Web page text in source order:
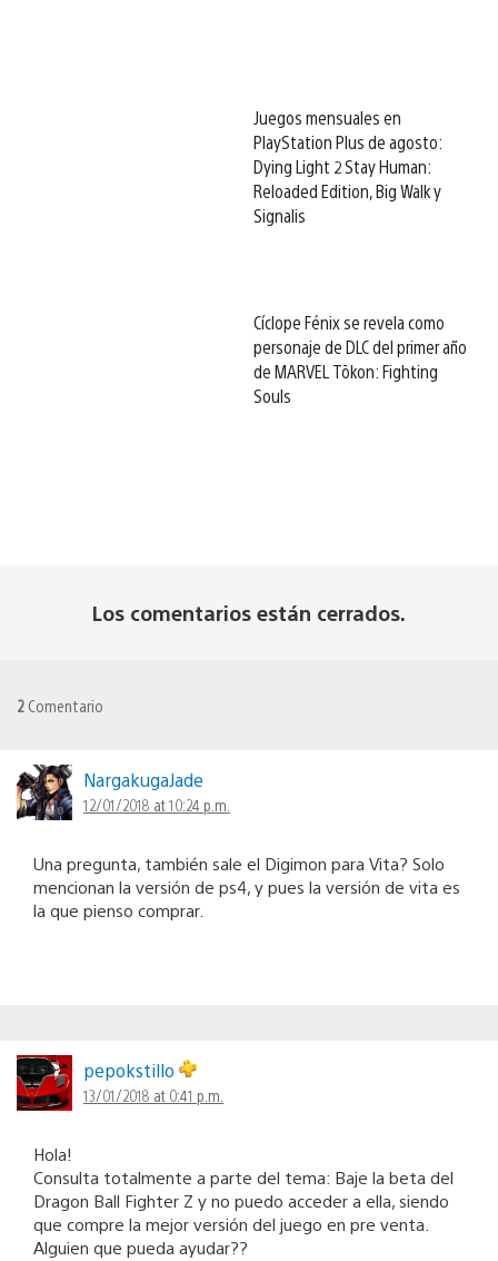
Juegos mensuales en
PlayStation Plus de agosto:
Dying Light 2 Stay Human:
Reloaded Edition, Big Walk y
Signalis
Cíclope Fénix se revela como
personaje de DLC del primer año
de MARVEL Tōkon: Fighting
Souls
Los comentarios están cerrados.
2 Comentario
NargakugaJade
12/01/2018 at 10:24 p.m.
Una pregunta, también sale el Digimon para Vita? Solo
mencionan la versión de ps4, y pues la versión de vita es
la que pienso comprar.
pepokstillo
13/01/2018 at 0:41 p.m.
Hola!
Consulta totalmente a parte del tema: Baje la beta del
Dragon Ball Fighter Z y no puedo acceder a ella, siendo
que compre la mejor versión del juego en pre venta.
Alguien que pueda ayudar??